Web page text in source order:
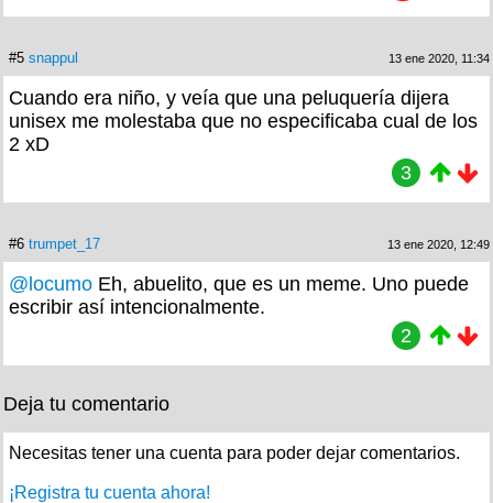
#5 snappul 13 ene 2020, 11:34
Cuando era niño, y veía que una peluquería dijera
unisex me molestaba que no especificaba cual de los
2 xD
3
#6 trumpet_17 13 ene 2020, 12:49
@locumo Eh, abuelito, que es un meme. Uno puede
escribir así intencionalmente.
2
Deja tu comentario
Necesitas tener una cuenta para poder dejar comentarios.
¡Registra tu cuenta ahora!